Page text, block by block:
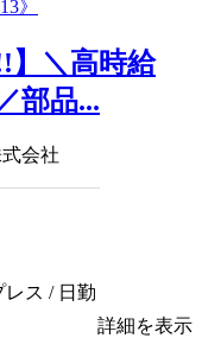
】＼高時給
部品...
会社
ス / 日勤
詳細を表示